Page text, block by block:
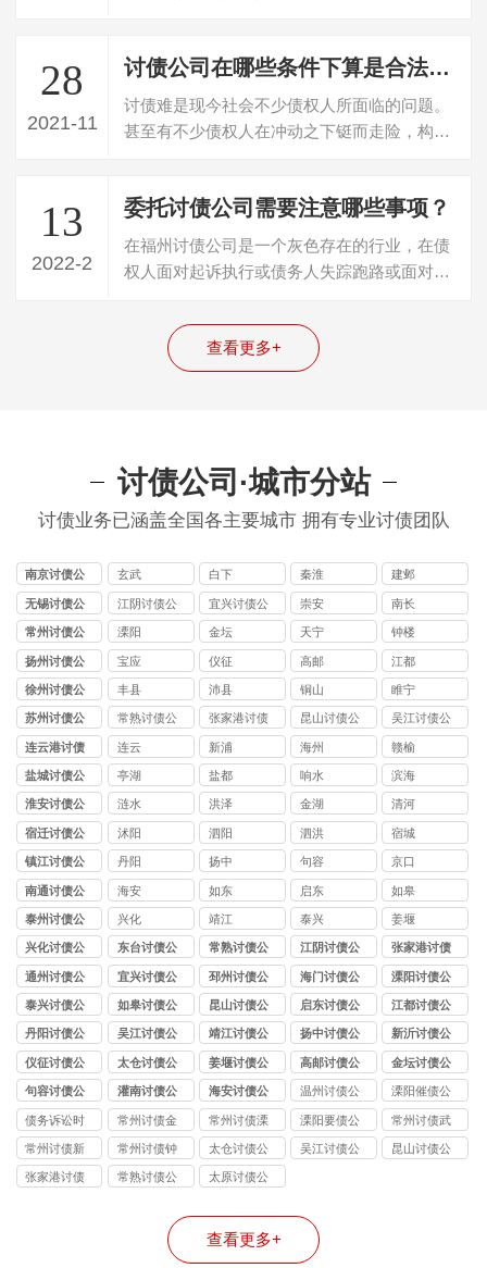
28
2021-11
讨债公司在哪些条件下算是合法讨债
讨债难是现今社会不少债权人所面临的问题。
甚至有不少债权人在冲动之下铤而走险，构成
13
2022-2
委托讨债公司需要注意哪些事项？
在福州讨债公司是一个灰色存在的行业，在债
权人面对起诉执行或债务人失踪跑路或面对真
查看更多+
讨债公司·城市分站
讨债业务已涵盖全国各主要城市 拥有专业讨债团队
南京讨债公
司
玄武 白下 秦淮 建邺
无锡讨债公
司
江阴讨债公
司
宜兴讨债公
司
崇安 南长
常州讨债公
司
溧阳 金坛 天宁 钟楼
扬州讨债公
司
宝应 仪征 高邮 江都
徐州讨债公
司
丰县 沛县 铜山 睢宁
苏州讨债公
司
常熟讨债公
司
张家港讨债
公司
昆山讨债公
司
吴江讨债公
司
连云港讨债
公司
连云 新浦 海州 赣榆
盐城讨债公
司
亭湖 盐都 响水 滨海
淮安讨债公
司
涟水 洪泽 金湖 清河
宿迁讨债公
司
沭阳 泗阳 泗洪 宿城
镇江讨债公
司
丹阳 扬中 句容 京口
南通讨债公
司
海安 如东 启东 如皋
泰州讨债公
司
兴化 靖江 泰兴 姜堰
兴化讨债公
司
东台讨债公
司
常熟讨债公
司
江阴讨债公
司
张家港讨债
公司
通州讨债公
司
宜兴讨债公
司
邳州讨债公
司
海门讨债公
司
溧阳讨债公
司
泰兴讨债公
司
如皋讨债公
司
昆山讨债公
司
启东讨债公
司
江都讨债公
司
丹阳讨债公
司
吴江讨债公
司
靖江讨债公
司
扬中讨债公
司
新沂讨债公
司
仪征讨债公
司
太仓讨债公
司
姜堰讨债公
司
高邮讨债公
司
金坛讨债公
司
句容讨债公
司
灌南讨债公
司
海安讨债公
司
温州讨债公
司
溧阳催债公
司
债务诉讼时
效
常州讨债金
坛公司
常州讨债溧
阳公司
溧阳要债公
司
常州讨债武
进公司
常州讨债新
北公司
常州讨债钟
楼公司
太仓讨债公
司
吴江讨债公
昆山讨债公
张家港讨债
常熟讨债公
太原讨债公
查看更多+